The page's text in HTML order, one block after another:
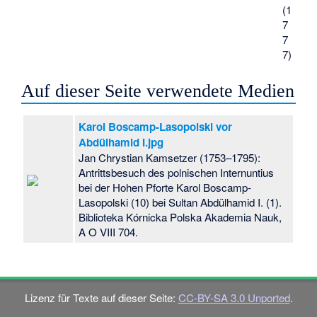
(1
7
7
7)
Auf dieser Seite verwendete Medien
Karol Boscamp-Lasopolski vor
Abdülhamid I.jpg
Jan Chrystian Kamsetzer (1753–1795):
Antrittsbesuch des polnischen Internuntius
bei der Hohen Pforte Karol Boscamp-
Lasopolski (10) bei Sultan Abdülhamid I. (1).
Biblioteka Kórnicka Polska Akademia Nauk,
A O VIII 704.
Lizenz für Texte auf dieser Seite: CC-BY-SA 3.0 Unported.